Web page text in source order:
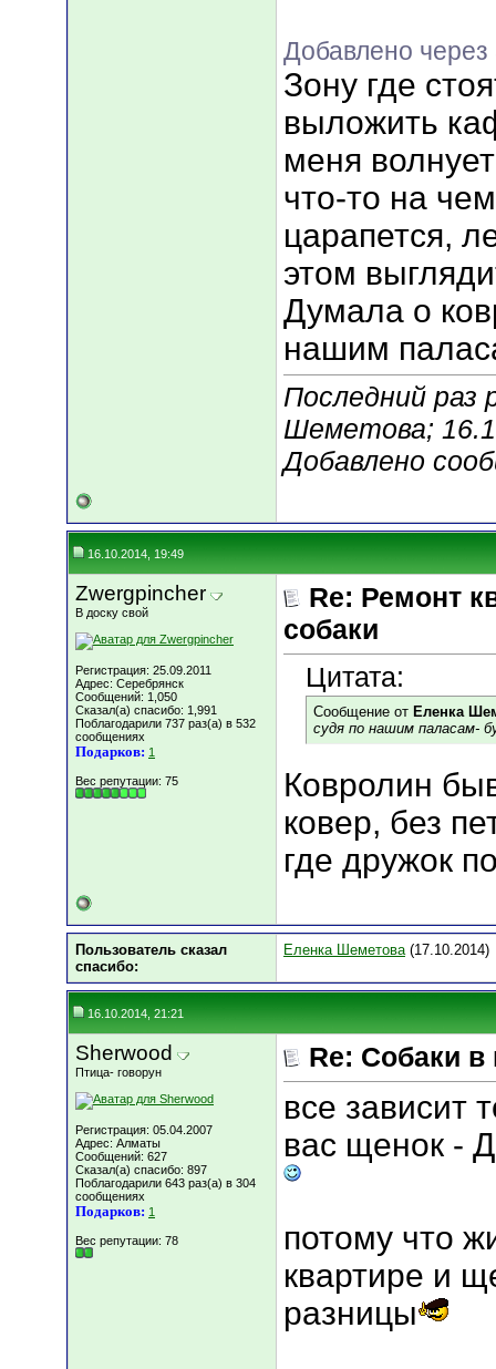
Добавлено
Зону где
выложить
меня
что-то на
царапется,
этом
Думала о
нашим
Последний раз
Шеметова;
Добавлено
16.10.2014, 19:49
Zwergpincher
В доску свой
Регистрация: 25.09.2011
Адрес: Серебрянск
Сообщений: 1,050
Сказал(а) спасибо: 1,991
Поблагодарили 737 раз(а) в 532
сообщениях
Подарков: 1
Вес репутации: 75
Re: Ремонт
собаки
Цитата:
Сообщение от Еленка
судя по нашим паласам-
Ковролин
ковер, без
где дружок
Пользователь сказал
cпасибо:
Еленка Шеметова(17.10.2014)
16.10.2014, 21:21
Sherwood
Птица- говорун
Регистрация: 05.04.2007
Адрес: Алматы
Сообщений: 627
Сказал(а) спасибо: 897
Поблагодарили 643 раз(а) в 304
сообщениях
Подарков: 1
Вес репутации: 78
Re: Собаки в
все зависит
вас щенок -
потому что
квартире и
разницы